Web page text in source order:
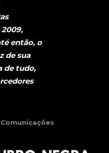
então, o
de sua
de tudo,